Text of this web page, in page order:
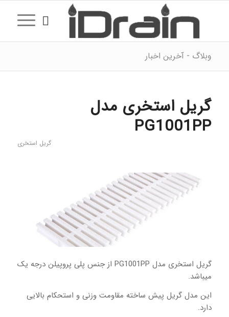
وبلاگ - آخرین اخبار
گریل استخری مدل
PG1001PP
گریل استخری
گریل استخری مدل PG1001PP از جنس پلی پروپیلن درجه یک
میباشد.
این مدل گریل پیش ساخته مقاومت وزنی و استحکام بالایی
دارد.